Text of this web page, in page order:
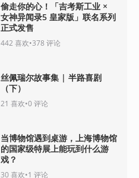
偷走你的心！「吉考斯工业 ×
女神异闻录5 皇家版」联名系列
正式发售
442 喜欢•378 评论
丝佩瑞尔故事集 | 半路喜剧
（下）
21 喜欢•0评论
当博物馆遇到桌游，上海博物馆
的国家级特展上能玩到什么游
戏？
30喜欢•1 评论